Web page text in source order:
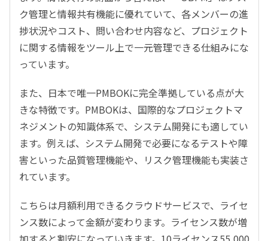
ク管理と情報共有機能に優れていて、各メンバーの進
捗状況やコスト、問い合わせ内容など、プロジェクト
に関する情報をツール上で一元管理できる仕組みにな
っています。
また、日本で唯一PMBOKに完全準拠している点が大
きな特徴です。PMBOKは、国際的なプロジェクトマ
ネジメントの知識体系で、システム開発にも適してい
ます。例えば、システム開発で必要になるテストや障
害といった品質管理機能や、リスク管理機能も実装さ
れています。
こちらは月額利用できるクラウドサービスで、ライセ
ンス数によって金額が変わります。ライセンス数が増